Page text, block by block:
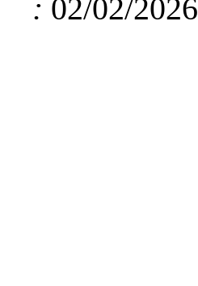
: 02/02/2026